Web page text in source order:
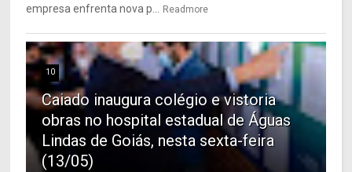
empresa enfrenta nova p... Readmore
10
Caiado inaugura colégio e vistoria
obras no hospital estadual de Águas
Lindas de Goiás, nesta sexta-feira
(13/05)